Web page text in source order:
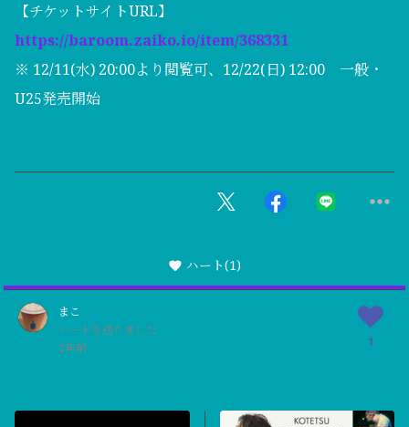
【チケットサイトURL】
https://baroom.zaiko.io/item/368331
※ 12/11(水) 20:00より閲覧可、12/22(日) 12:00 一般・
U25発売開始
ハート(1)
まこ
ハートを送りました
2年前
1